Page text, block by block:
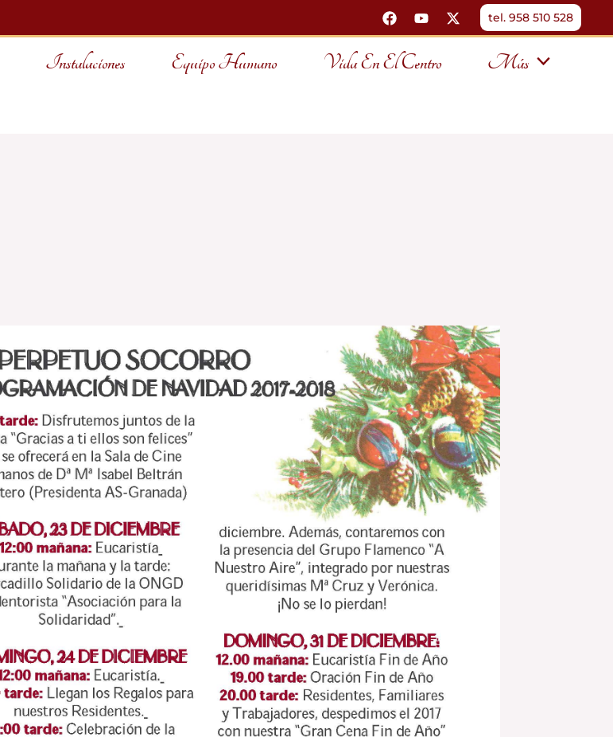
tel. 958 510 528
Instalaciones Equipo Humano Vida En El Centro
Más